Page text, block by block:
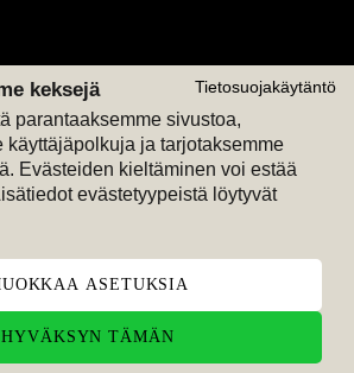
Tietosuojakäytäntö
keksejä
parantaaksemme sivustoa,
käyttäjäpolkuja ja tarjotaksemme
Evästeiden kieltäminen voi estää
evästetyypeistä löytyvät
ASETUKSIA
HYVÄKSYN TÄMÄN
Seuraa meitä